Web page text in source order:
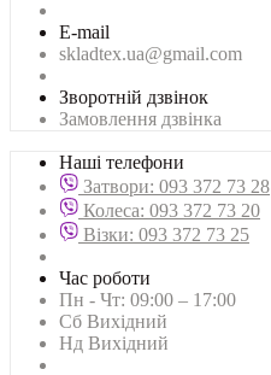
E-mail
skladtex.ua@gmail.com
Зворотній дзвінок
Замовлення дзвінка
Наші телефони
Затвори: 093 372 73 28
Колеса: 093 372 73 20
Візки: 093 372 73 25
Час роботи
Пн - Чт: 09:00 – 17:00
Сб Вихідний
Нд Вихідний